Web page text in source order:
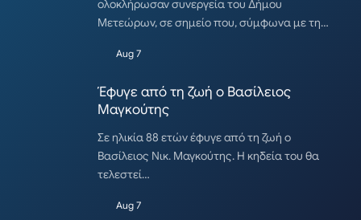
ολοκλήρωσαν συνεργεία του Δήμου
Μετεώρων, σε σημείο που, σύμφωνα με τη…
Aug 7
Έφυγε από τη ζωή ο Βασίλειος
Μαγκούτης
Σε ηλικία 88 ετών έφυγε από τη ζωή ο
Βασίλειος Νικ. Μαγκούτης. Η κηδεία του θα
τελεστεί…
Aug 7